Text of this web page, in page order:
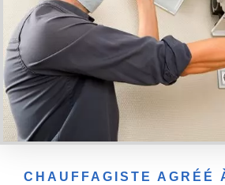
CHAUFFAGISTE AGRÉÉ